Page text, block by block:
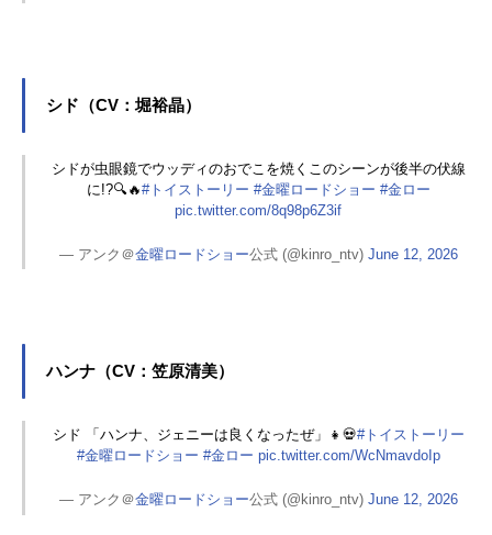
シド（CV：堀裕晶）
シドが虫眼鏡でウッディのおでこを焼くこのシーンが後半の伏線
に!?🔍🔥#トイストーリー #金曜ロードショー #金ロー
pic.twitter.com/8q98p6Z3if
— アンク＠金曜ロードショー公式 (@kinro_ntv) June 12, 2026
ハンナ（CV：笠原清美）
シド 「ハンナ、ジェニーは良くなったぜ」👧💀#トイストーリー
#金曜ロードショー #金ロー pic.twitter.com/WcNmavdoIp
— アンク＠金曜ロードショー公式 (@kinro_ntv) June 12, 2026